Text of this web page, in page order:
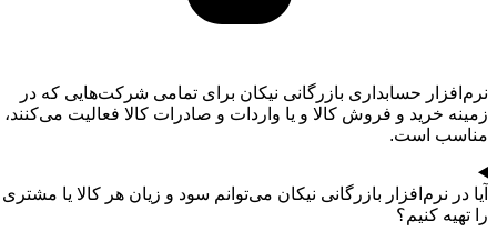
نرم‌افزار حسابداری بازرگانی نیکان برای تمامی شرکت‌هایی که در
زمینه خرید و فروش کالا و یا واردات و صادرات کالا فعالیت می‌کنند،
مناسب است.
آیا در نرم‌افزار بازرگانی نیکان می‌توانم سود و زیان هر کالا یا مشتری
را تهیه کنیم؟